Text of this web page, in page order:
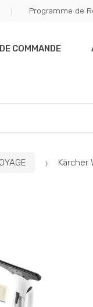
Programme de
COMMANDE
Kärcher